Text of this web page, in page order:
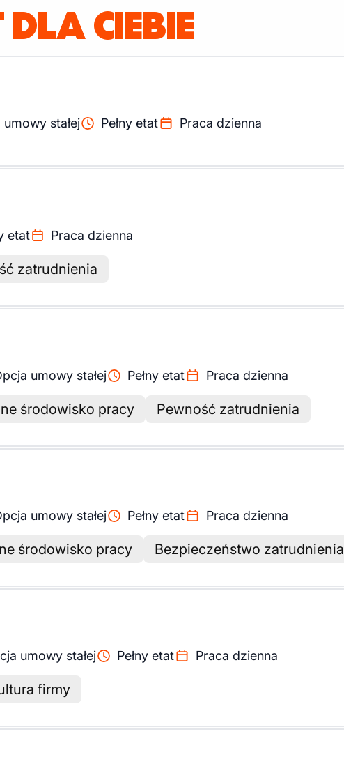
CIEBIE
umowy stałej Pełny etat Praca dzienna
etat Praca dzienna
zatrudnienia
umowy stałej Pełny etat Praca dzienna
środowisko pracy Pewność zatrudnienia
umowy stałej Pełny etat Praca dzienna
środowisko pracy Bezpieczeństwo zatrudnienia
umowy stałej Pełny etat Praca dzienna
firmy